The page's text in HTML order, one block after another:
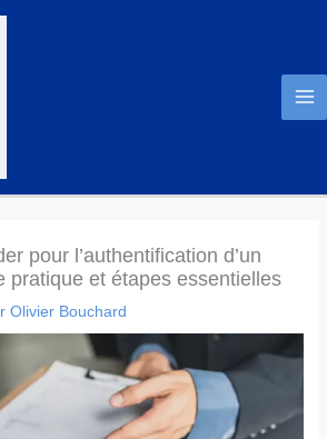
pour l’authentification d’un
pratique et étapes essentielles
Olivier Bouchard